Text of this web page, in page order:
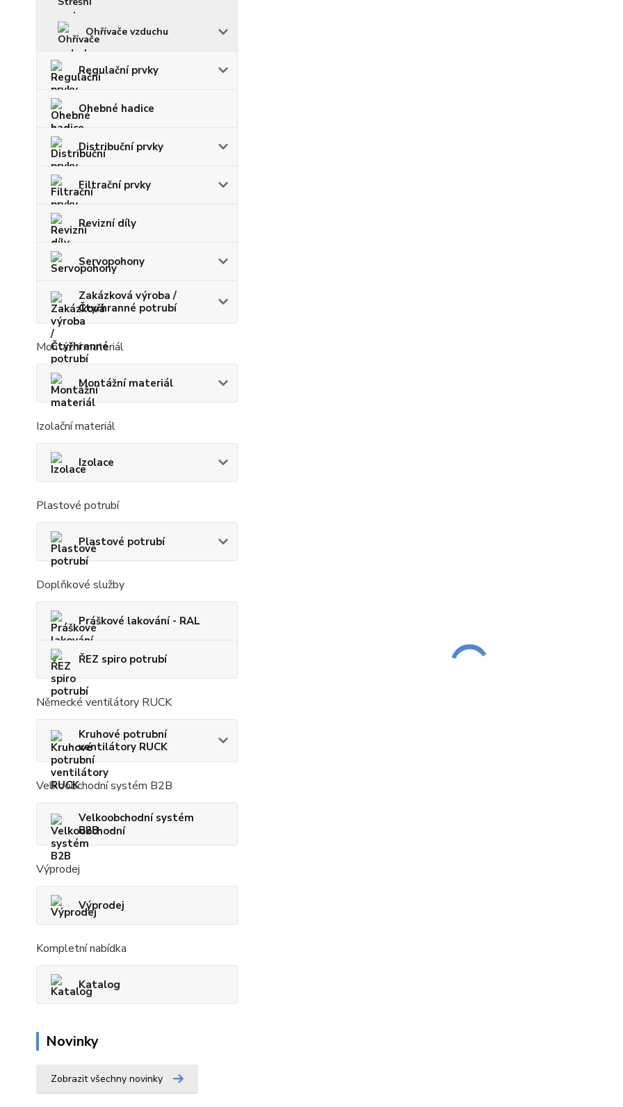
Ohřívače vzduchu
Regulační prvky
Ohebné hadice
Distribuční prvky
Filtrační prvky
Revizní díly
Servopohony
Zakázková výroba /
Čtyřhranné potrubí
Montážní materiál
Montážní materiál
Izolační materiál
Izolace
Plastové potrubí
Plastové potrubí
Doplňkové služby
Práškové lakování - RAL
ŘEZ spiro potrubí
Německé ventilátory RUCK
Kruhové potrubní
ventilátory RUCK
Velkoobchodní systém B2B
Velkoobchodní systém
B2B
Výprodej
Výprodej
Kompletní nabídka
Katalog
Novinky
Zobrazit všechny novinky